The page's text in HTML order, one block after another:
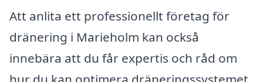
Att anlita ett professionellt företag för
dränering i Marieholm kan också
innebära att du får expertis och råd om